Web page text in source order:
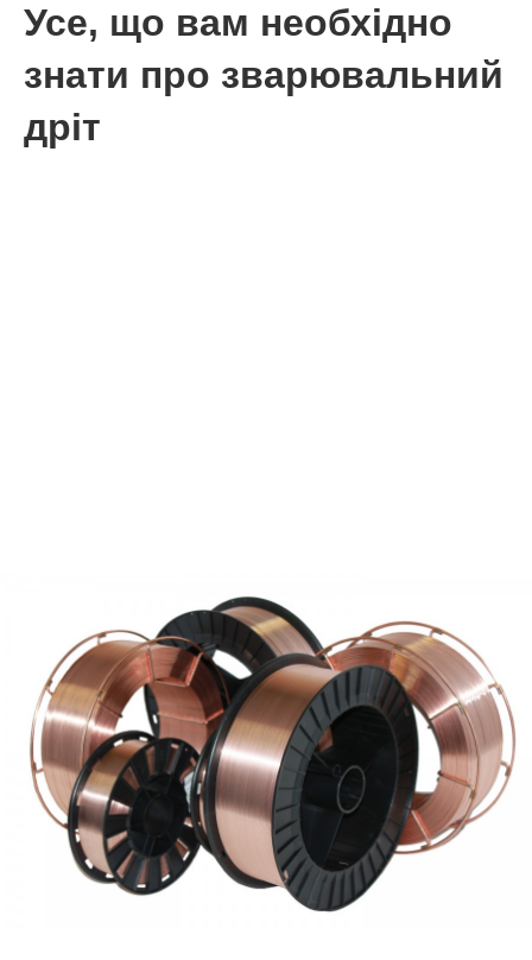
Усе, що вам необхідно
знати про зварювальний
дріт